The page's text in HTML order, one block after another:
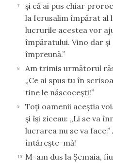
7
şi că ai pus chiar
la Ierusalim împărat al
lucrurile acestea vor
împăratului. Vino dar şi
împreună.”
8
Am trimis următorul
„Ce ai spus tu în
tine le născoceşti!”
9
Toţi oamenii aceştia
şi îşi ziceau: „Li se va
lucrarea nu se va
întăreşte-mă!
10
M-am dus la Şemaia,